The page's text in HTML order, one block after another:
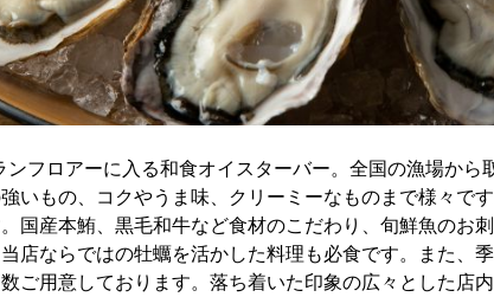
ンフロアーに入る和食オイスターバー。全国の漁場から
いもの、コクやうま味、クリーミーなものまで様々で
国産本鮪、黒毛和牛など食材のこだわり、旬鮮魚のお
店ならではの牡蠣を活かした料理も必食です。また、
ご用意しております。落ち着いた印象の広々とした店